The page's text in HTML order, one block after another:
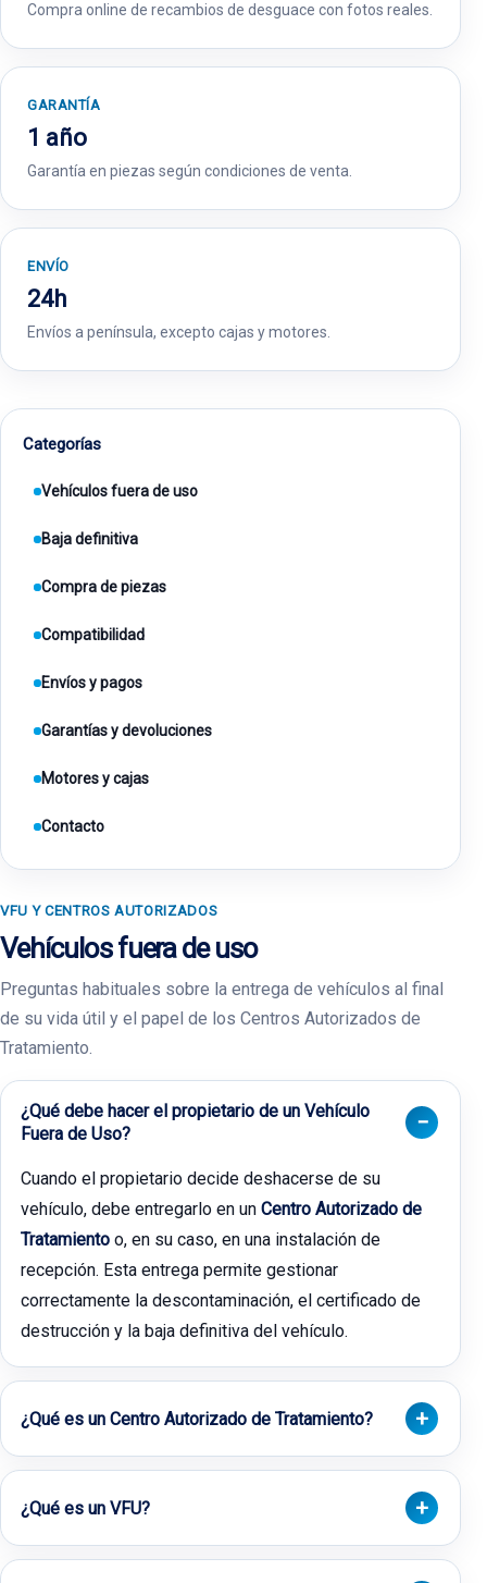
Compra online de recambios de desguace con fotos reales.
GARANTÍA
1 año
Garantía en piezas según condiciones de venta.
ENVÍO
24h
Envíos a península, excepto cajas y motores.
Categorías
Vehículos fuera de uso
Baja definitiva
Compra de piezas
Compatibilidad
Envíos y pagos
Garantías y devoluciones
Motores y cajas
Contacto
VFU Y CENTROS AUTORIZADOS
Vehículos fuera de uso
Preguntas habituales sobre la entrega de vehículos al final
de su vida útil y el papel de los Centros Autorizados de
Tratamiento.
¿Qué debe hacer el propietario de un Vehículo
Fuera de Uso?
Cuando el propietario decide deshacerse de su
vehículo, debe entregarlo en un Centro Autorizado de
Tratamiento o, en su caso, en una instalación de
recepción. Esta entrega permite gestionar
correctamente la descontaminación, el certificado de
destrucción y la baja definitiva del vehículo.
¿Qué es un Centro Autorizado de Tratamiento?
¿Qué es un VFU?